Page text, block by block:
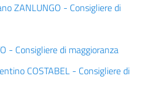
ZANLUNGO - Consigliere di
- Consigliere di maggioranza
COSTABEL - Consigliere di